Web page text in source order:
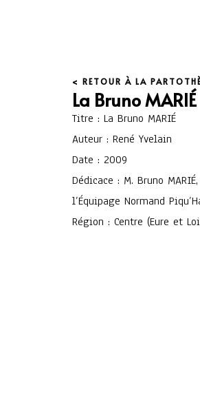
< RETOUR À LA
La Bruno MARIÉ
Titre : La Bruno MARIÉ
Auteur : René Yvelain
Date : 2009
Dédicace : M. Bruno
l’Équipage Normand
Région : Centre (Eure et